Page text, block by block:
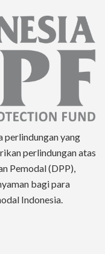
perlindungan yang
perlindungan atas
Pemodal (DPP),
bagi para
Indonesia.